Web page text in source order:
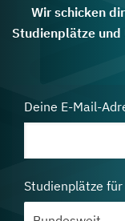
Wir schicken
Studienplätze und
Deine E-Mail-
Studienplätze